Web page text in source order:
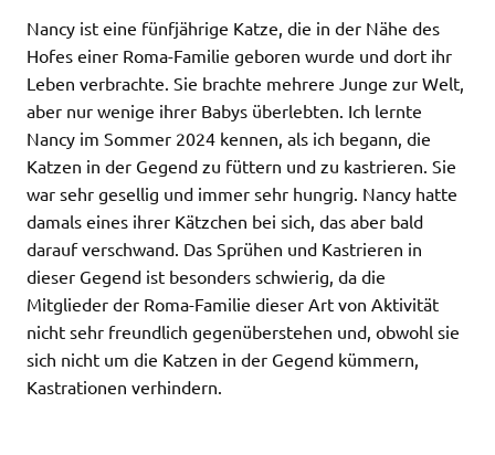
Nancy ist eine fünfjährige Katze, die in der Nähe des
Hofes einer Roma-Familie geboren wurde und dort ihr
Leben verbrachte. Sie brachte mehrere Junge zur Welt,
aber nur wenige ihrer Babys überlebten. Ich lernte
Nancy im Sommer 2024 kennen, als ich begann, die
Katzen in der Gegend zu füttern und zu kastrieren. Sie
war sehr gesellig und immer sehr hungrig. Nancy hatte
damals eines ihrer Kätzchen bei sich, das aber bald
darauf verschwand. Das Sprühen und Kastrieren in
dieser Gegend ist besonders schwierig, da die
Mitglieder der Roma-Familie dieser Art von Aktivität
nicht sehr freundlich gegenüberstehen und, obwohl sie
sich nicht um die Katzen in der Gegend kümmern,
Kastrationen verhindern.